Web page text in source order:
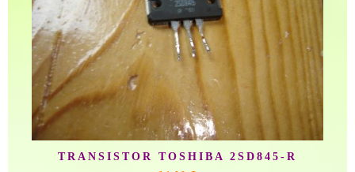
TRANSISTOR TOSHIBA 2SD845-R